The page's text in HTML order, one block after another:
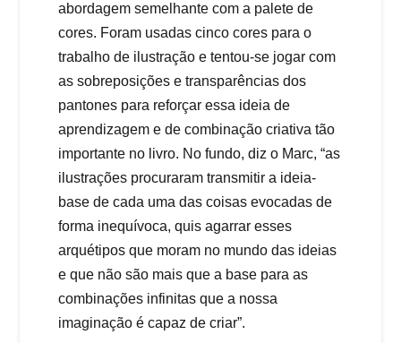
abordagem semelhante com a palete de
cores. Foram usadas cinco cores para o
trabalho de ilustração e tentou-se jogar com
as sobreposições e transparências dos
pantones para reforçar essa ideia de
aprendizagem e de combinação criativa tão
importante no livro. No fundo, diz o Marc, “as
ilustrações procuraram transmitir a ideia-
base de cada uma das coisas evocadas de
forma inequívoca, quis agarrar esses
arquétipos que moram no mundo das ideias
e que não são mais que a base para as
combinações infinitas que a nossa
imaginação é capaz de criar”.